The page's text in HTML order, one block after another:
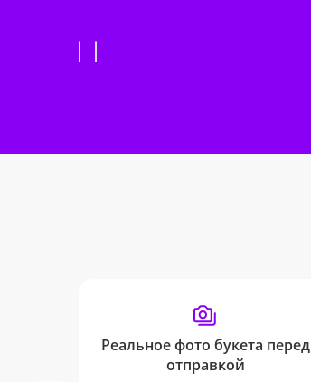
Реальное фото букета перед
отправкой